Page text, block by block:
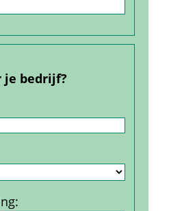
je bedrijf?
: